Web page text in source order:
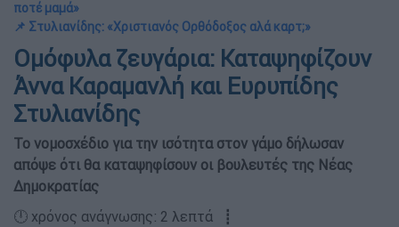
ποτέ μαμά»
📌 Στυλιανίδης: «Χριστιανός Ορθόδοξος αλά καρτ;»
Ομόφυλα ζευγάρια: Καταψηφίζουν
Άννα Καραμανλή και Ευρυπίδης
Στυλιανίδης
Το νομοσχέδιο για την ισότητα στον γάμο δήλωσαν
απόψε ότι θα καταψηφίσουν οι βουλευτές της Νέας
Δημοκρατίας
🕛 χρόνος ανάγνωσης: 2 λεπτά ┋